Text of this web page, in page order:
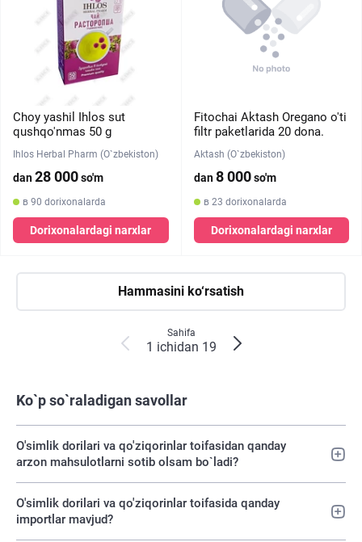
Choy yashil Ihlos sut
qushqo'nmas 50 g
Ihlos Herbal Pharm (O`zbekiston)
dan28 000so'm
в 90 dorixonalarda
Dorixonalardagi narxlar
Fitochai Aktash Oregano o'ti
filtr paketlarida 20 dona.
Aktash (O`zbekiston)
dan8 000so'm
в 23 dorixonalarda
Dorixonalardagi narxlar
Hammasini ko‘rsatish
Sahifa
1 ichidan 19
Ko`p so`raladigan savollar
O'simlik dorilari va qo'ziqorinlar toifasidan qanday
arzon mahsulotlarni sotib olsam bo`ladi?
O'simlik dorilari va qo'ziqorinlar toifasida qanday
importlar mavjud?